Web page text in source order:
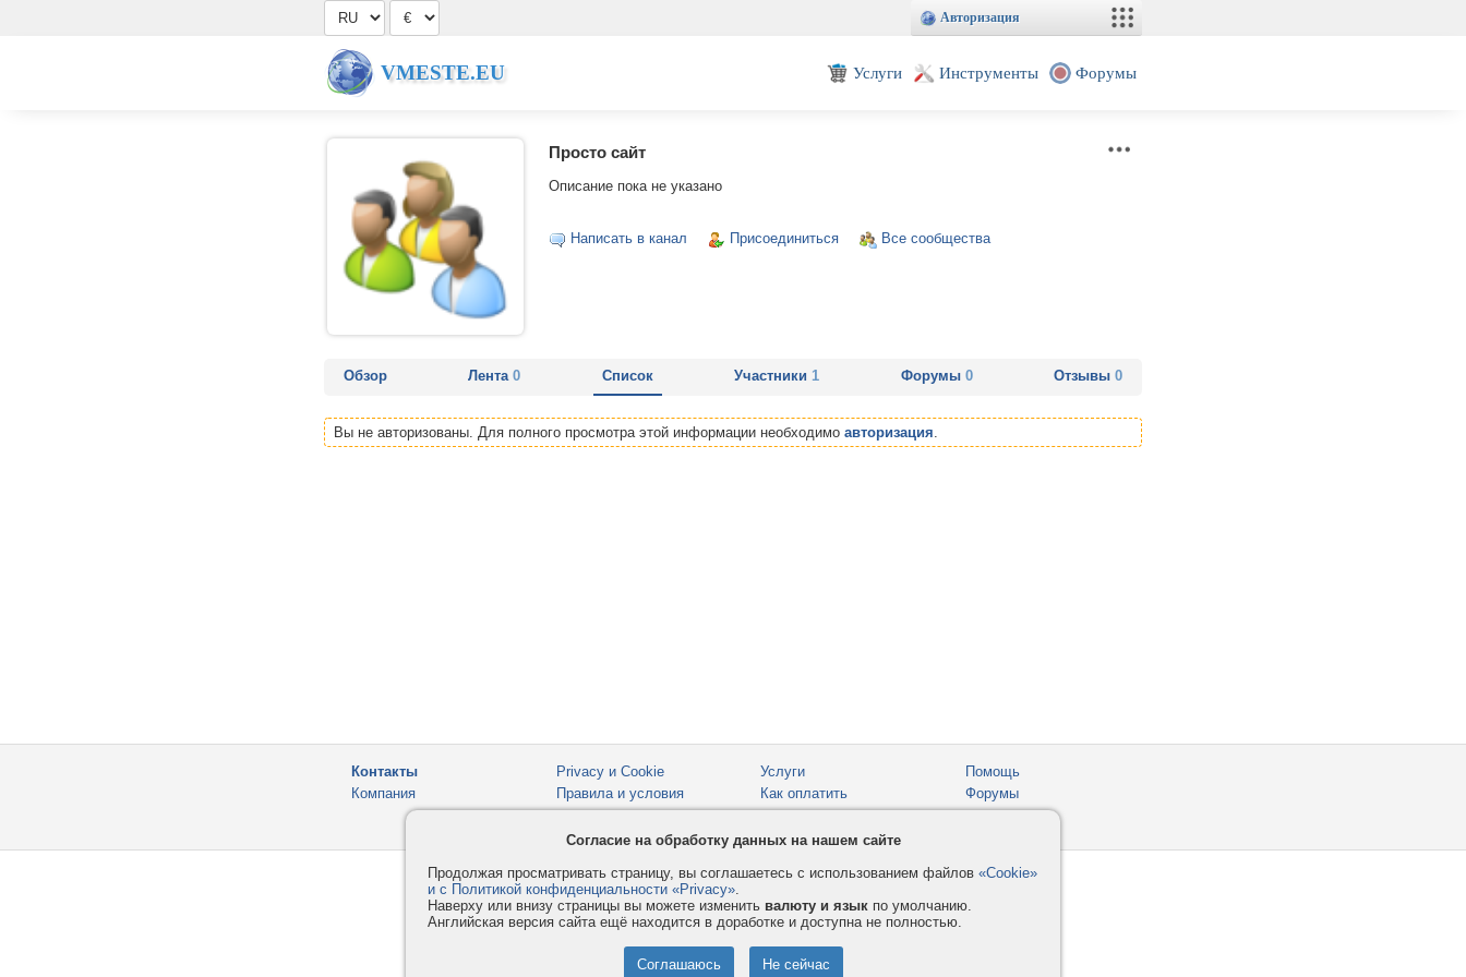
Авторизация
VMESTE.EU Услуги Инструменты Форумы
Просто сайт
Описание пока не указано
Написать в канал Присоединиться Все сообщества
Обзор Лента0 Список Участники1 Форумы 0 Отзывы 0
Вы не авторизованы. Для полного просмотра этой информации необходимо авторизация.
Контакты
Компания
Privacy и Cookie
Правила и условия
Услуги
Как оплатить
Помощь
Форумы
Согласие на обработку данных на нашем сайте
Продолжая просматривать страницу, вы соглашаетесь с использованием файлов «Cookie»
и с Политикой конфиденциальности «Privacy».
Наверху или внизу страницы вы можете изменить валюту и язык по умолчанию.
Английская версия сайта ещё находится в доработке и доступна не полностью.